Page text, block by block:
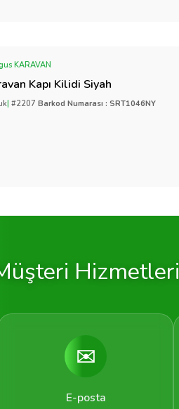
KARAVAN
Kapı Kilidi Siyah
| #2207Barkod Numarası : SRT1046NY
Hizmetleri
✉️
E-posta